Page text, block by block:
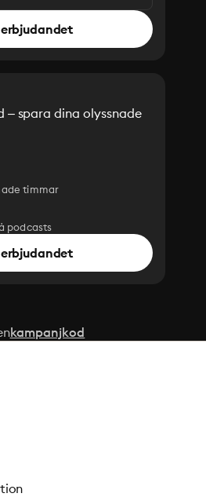
– spara dina olyssnade
timmar
podcasts
kampanjkod